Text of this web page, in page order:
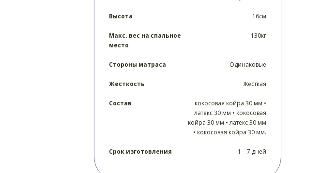
Высота 16см
Макс. вес на спальное
место
130кг
Стороны матраса Одинаковые
Жесткость Жесткая
Состав
кокосовая койра 30 мм •
латекс 30 мм • кокосовая
койра 30 мм • латекс 30 мм
• кокосовая койра 30 мм.
Срок изготовления 1 – 7 дней